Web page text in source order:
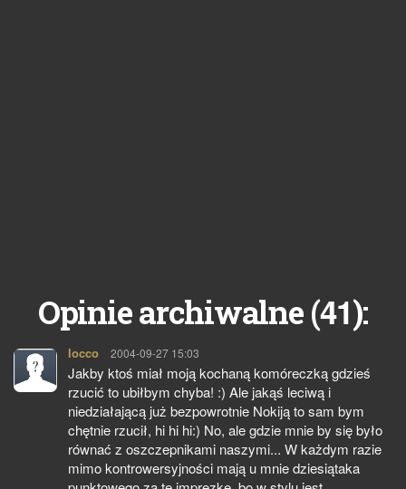
Opinie archiwalne (41):
locco pisze:
2004-09-27 15:03
Jakby ktoś miał moją kochaną komóreczką gdzieś
rzucić to ubiłbym chyba! :) Ale jakąś leciwą i
niedziałającą już bezpowrotnie Nokiją to sam bym
chętnie rzucił, hi hi hi:) No, ale gdzie mnie by się było
równać z oszczepnikami naszymi... W każdym razie
mimo kontrowersyjności mają u mnie dziesiątaka